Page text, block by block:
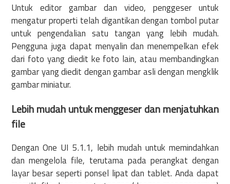
Untuk editor gambar dan video, penggeser untuk
mengatur properti telah digantikan dengan tombol putar
untuk pengendalian satu tangan yang lebih mudah.
Pengguna juga dapat menyalin dan menempelkan efek
dari foto yang diedit ke foto lain, atau membandingkan
gambar yang diedit dengan gambar asli dengan mengklik
gambar miniatur.
Lebih mudah untuk menggeser dan menjatuhkan
file
Dengan One UI 5.1.1, lebih mudah untuk memindahkan
dan mengelola file, terutama pada perangkat dengan
layar besar seperti ponsel lipat dan tablet. Anda dapat